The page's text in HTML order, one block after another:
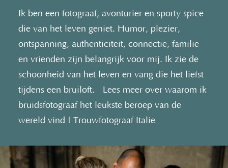
Ik ben een fotograaf, avonturier en sporty spice
die van het leven geniet. Humor, plezier,
ontspanning, authenticiteit, connectie, familie
en vrienden zijn belangrijk voor mij. Ik zie de
schoonheid van het leven en vang die het liefst
tijdens een bruiloft. Lees meer over waarom ik
bruidsfotograaf het leukste beroep van de
wereld vind | Trouwfotograaf Italie